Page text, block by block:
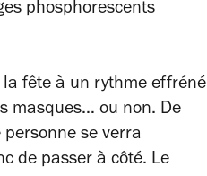
phosphorescents
fête à un rythme effréné
masques… ou non. De
se verra
de passer à côté. Le